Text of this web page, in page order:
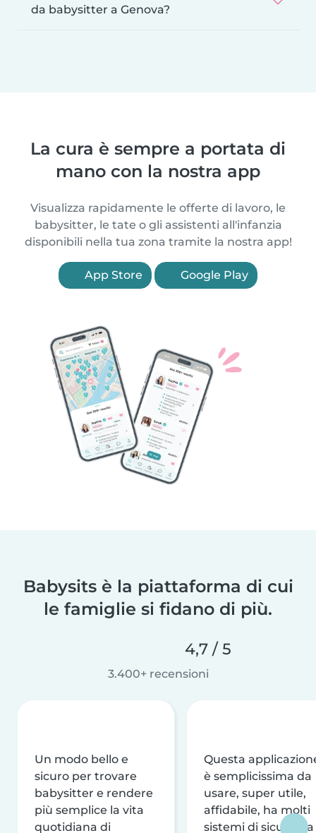
da babysitter a Genova?
La cura è sempre a portata di
mano con la nostra app
Visualizza rapidamente le offerte di lavoro, le
babysitter, le tate o gli assistenti all'infanzia
disponibili nella tua zona tramite la nostra app!
App Store Google Play
Babysits è la piattaforma di cui
le famiglie si fidano di più.
4,7 / 5
3.400+ recensioni
Un modo bello e
sicuro per trovare
babysitter e rendere
più semplice la vita
quotidiana di
Questa
è semplicissima da
usare, super utile,
affidabile, ha molti
sistemi di sicurezza